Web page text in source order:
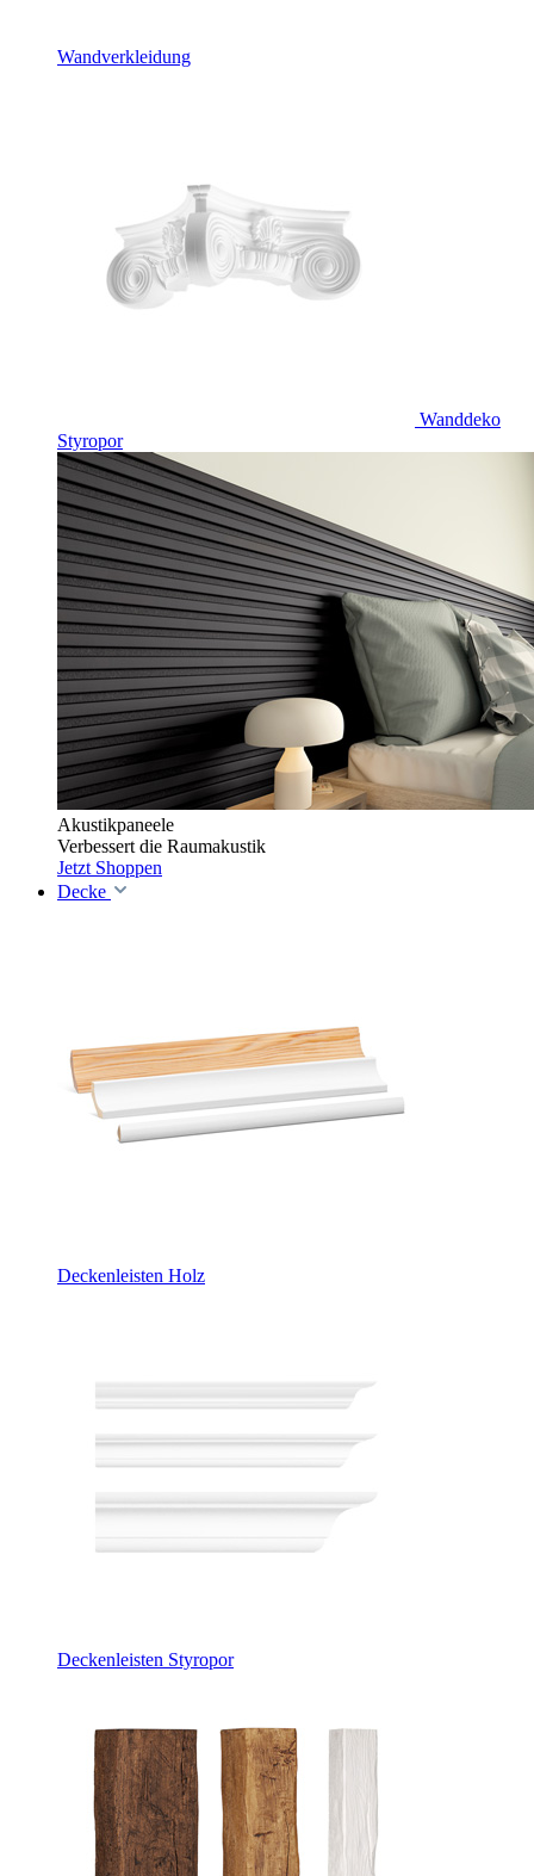
Wandverkleidung
Wanddeko
Styropor
Akustikpaneele
Verbessert die Raumakustik
Jetzt Shoppen
Decke
Deckenleisten Holz
Deckenleisten Styropor